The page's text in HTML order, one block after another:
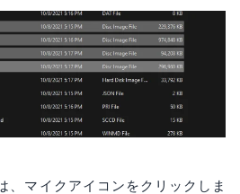
、マイクアイコンをクリックしま